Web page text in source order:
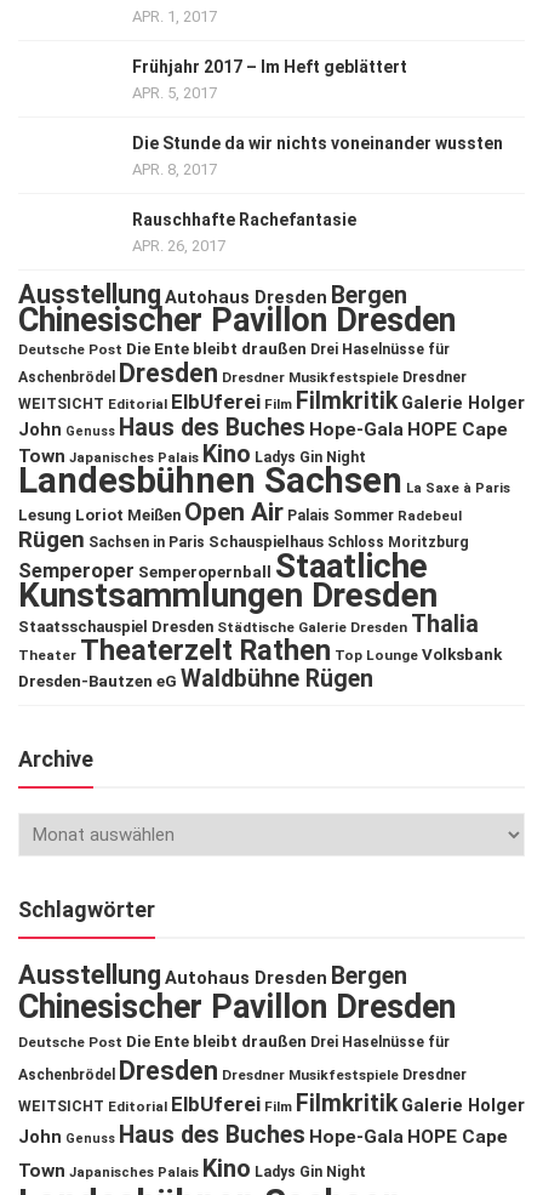
APR. 1, 2017
Frühjahr 2017 – Im Heft geblättert
APR. 5, 2017
Die Stunde da wir nichts voneinander wussten
APR. 8, 2017
Rauschhafte Rachefantasie
APR. 26, 2017
Ausstellung Autohaus Dresden Bergen
Chinesischer Pavillon Dresden
Deutsche Post Die Ente bleibt draußen Drei Haselnüsse für
Aschenbrödel
Dresden Dresdner Musikfestspiele Dresdner
WEITSICHT Editorial ElbUferei Film Filmkritik Galerie Holger
John Genuss Haus des Buches Hope-Gala HOPE Cape
Town Japanisches Palais Kino Ladys Gin Night
Landesbühnen Sachsen La Saxe à Paris
Lesung Loriot Meißen Open Air Palais Sommer Radebeul
Rügen Sachsen in Paris Schauspielhaus Schloss Moritzburg
Semperoper Semperopernball Staatliche
Kunstsammlungen Dresden
Staatsschauspiel Dresden Städtische Galerie Dresden Thalia
Theater Theaterzelt Rathen Top Lounge Volksbank
Dresden-Bautzen eG Waldbühne Rügen
Archive
Schlagwörter
Ausstellung Autohaus Dresden Bergen
Chinesischer Pavillon Dresden
Deutsche Post Die Ente bleibt draußen Drei Haselnüsse für
Aschenbrödel
Dresden Dresdner Musikfestspiele Dresdner
WEITSICHT Editorial ElbUferei Film Filmkritik Galerie Holger
John Genuss Haus des Buches Hope-Gala HOPE Cape
Town Japanisches Palais Kino Ladys Gin Night